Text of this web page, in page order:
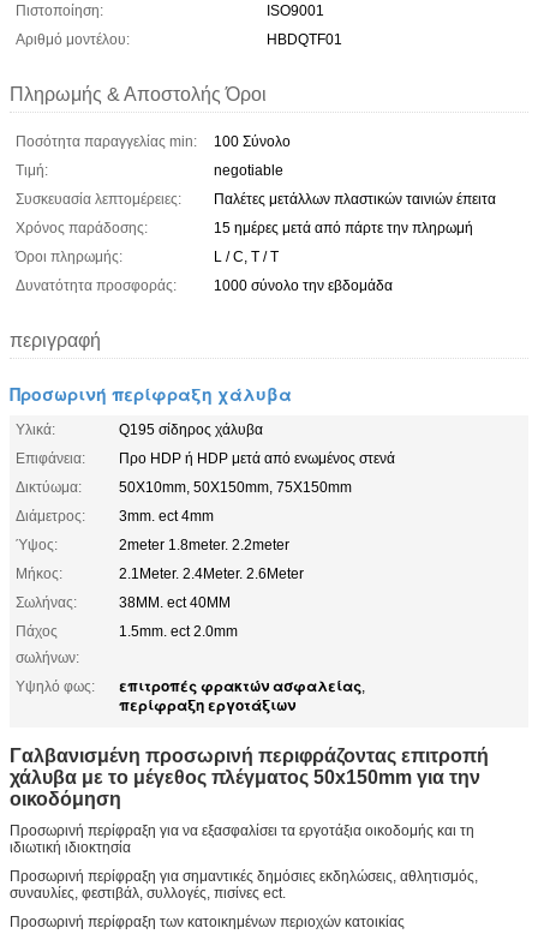
Πιστοποίηση:
ISO9001
Αριθμό μοντέλου:
HBDQTF01
Πληρωμής & Αποστολής Όροι
Ποσότητα παραγγελίας min:
100 Σύνολο
Τιμή:
negotiable
Συσκευασία λεπτομέρειες:
Παλέτες μετάλλων πλαστικών ταινιών έπειτα
Χρόνος παράδοσης:
15 ημέρες μετά από πάρτε την πληρωμή
Όροι πληρωμής:
L / C, T / T
Δυνατότητα προσφοράς:
1000 σύνολο την εβδομάδα
περιγραφή
Προσωρινή περίφραξη χάλυβα
Υλικά:
Q195 σίδηρος χάλυβα
Επιφάνεια:
Προ HDP ή HDP μετά από ενωμένος στενά
Δικτύωμα:
50X10mm, 50X150mm, 75X150mm
Διάμετρος:
3mm. ect 4mm
Ύψος:
2meter 1.8meter. 2.2meter
Μήκος:
2.1Meter. 2.4Meter. 2.6Meter
Σωλήνας:
38MM. ect 40MM
Πάχος
σωλήνων:
1.5mm. ect 2.0mm
Υψηλό φως: επιτροπές φρακτών ασφαλείας,
περίφραξη εργοτάξιων
Γαλβανισμένη προσωρινή περιφράζοντας επιτροπή
χάλυβα με το μέγεθος πλέγματος 50x150mm για την
οικοδόμηση
Προσωρινή περίφραξη για να εξασφαλίσει τα εργοτάξια οικοδομής και τη
ιδιωτική ιδιοκτησία
Προσωρινή περίφραξη για σημαντικές δημόσιες εκδηλώσεις, αθλητισμός,
συναυλίες, φεστιβάλ, συλλογές, πισίνες ect.
Προσωρινή περίφραξη των κατοικημένων περιοχών κατοικίας